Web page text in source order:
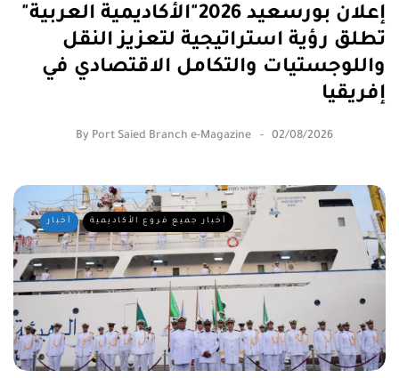
إعلان بورسعيد 2026"الأكاديمية العربية"
تطلق رؤية استراتيجية لتعزيز النقل
واللوجستيات والتكامل الاقتصادي في
إفريقيا
By Port Saied Branch e-Magazine 02/08/2026
أخبار أخبار جميع فروع الأكاديمية